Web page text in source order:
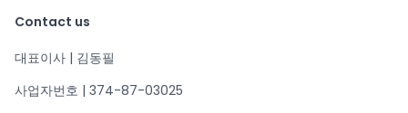
Contact us
대표이사 | 김동필
사업자번호 | 374-87-03025